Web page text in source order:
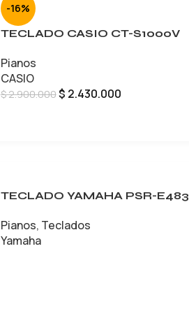
-16%
TECLADO CASIO CT-S1000V
Pianos
CASIO
$2.900.000$ 2.430.000
TECLADO YAMAHA PSR-E483
Pianos, Teclados
Yamaha